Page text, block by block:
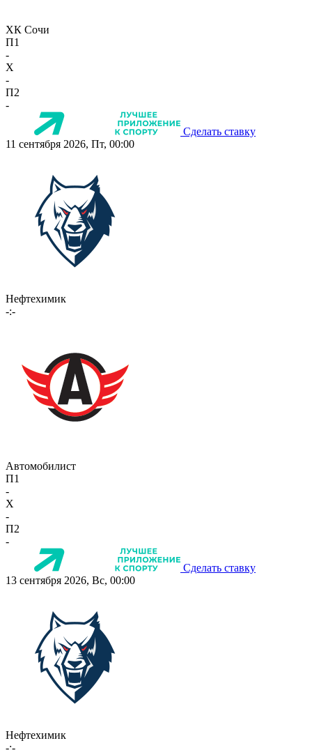
ХК Сочи
П1
-
X
-
П2
-
Сделать ставку
11 сентября 2026, Пт, 00:00
Нефтехимик
-:-
Автомобилист
П1
-
X
-
П2
-
Сделать ставку
13 сентября 2026, Вс, 00:00
Нефтехимик